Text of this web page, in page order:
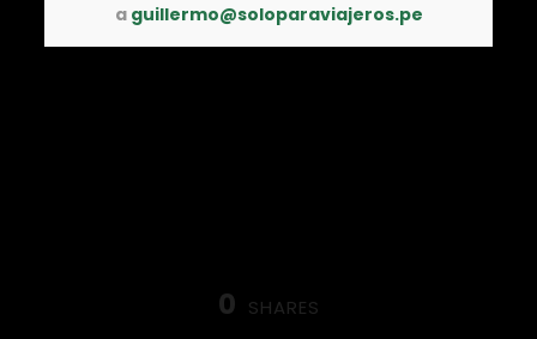
a guillermo@soloparaviajeros.pe
0 SHARES